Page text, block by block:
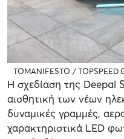
TOMANIFESTO /
Η σχεδίαση της Deepal
αισθητική των νέων
δυναμικές γραμμές,
χαρακτηριστικά LED